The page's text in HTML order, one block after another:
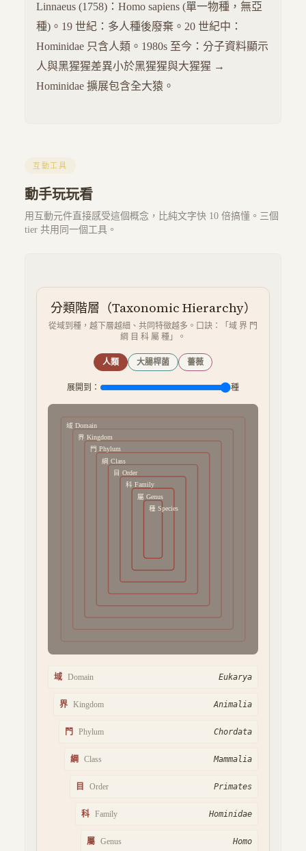
Linnaeus (1758)：Homo sapiens (單一物種，無亞
種)。19 世紀：多人種後廢棄。20 世紀中：
Hominidae 只含人類。1980s 至今：分子資料顯示
人與黑猩猩差異小於黑猩猩與大猩猩 →
Hominidae 擴展包含全大猿。
互動工具
動手玩玩看
用互動元件直接感受這個概念，比純文字快 10 倍搞懂。三個
tier 共用同一個工具。
分類階層（Taxonomic Hierarchy）
從域到種，越下層越細、共同特徵越多。口訣：「域 界 門
綱 目 科 屬 種」。
人類 大腸桿菌 薔薇
展開到： 種
域 Domain
界 Kingdom
門 Phylum
綱 Class
目 Order
科 Family
屬 Genus
種 Species
域 Domain Eukarya
界 Kingdom Animalia
門 Phylum Chordata
綱 Class Mammalia
目 Order Primates
科 Family Hominidae
屬 Genus Homo